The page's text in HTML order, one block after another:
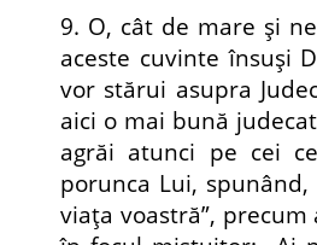
9. O, cât de mare şi
aceste cuvinte însuşi
vor stărui asupra
aici o mai bună
agrăi atunci pe cei
porunca Lui,
viaţa voastră”,